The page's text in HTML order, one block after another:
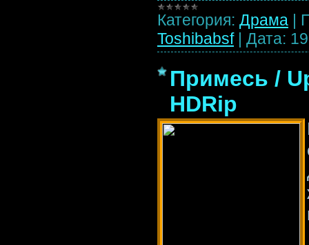
Категория: Драма |
Toshibabsf | Дата:
Примесь /
HDRip